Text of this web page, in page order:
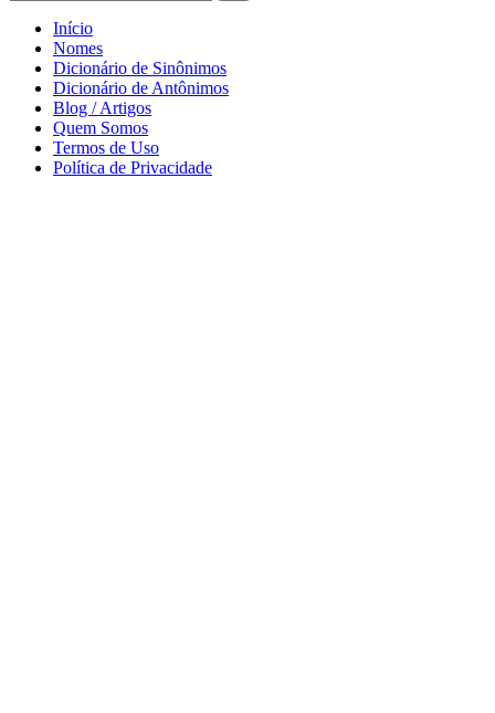
Início
Nomes
Dicionário de Sinônimos
Dicionário de Antônimos
Blog / Artigos
Quem Somos
Termos de Uso
Política de Privacidade